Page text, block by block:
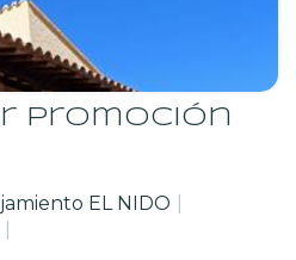
promoción
EL NIDO